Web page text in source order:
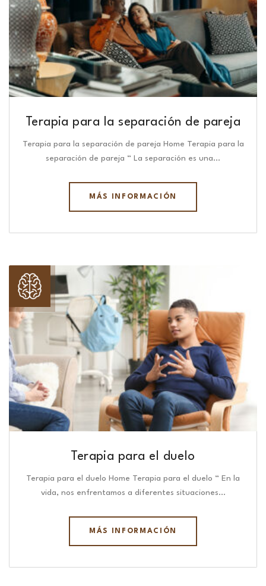
Terapia para la separación de pareja
Terapia para la separación de pareja Home Terapia para la
separación de pareja “ La separación es una…
MÁS INFORMACIÓN
Terapia para el duelo
Terapia para el duelo Home Terapia para el duelo “ En la
vida, nos enfrentamos a diferentes situaciones…
MÁS INFORMACIÓN